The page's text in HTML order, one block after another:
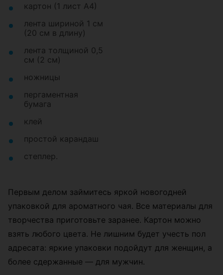
картон (1 лист А4)
лента шириной 1 см
(20 см в длину)
лента толщиной 0,5
см (2 см)
ножницы
пергаментная
бумага
клей
простой карандаш
степлер.
Первым делом займитесь яркой новогодней
упаковкой для ароматного чая. Все материалы для
творчества приготовьте заранее. Картон можно
взять любого цвета. Не лишним будет учесть пол
адресата: яркие упаковки подойдут для женщин, а
более сдержанные — для мужчин.